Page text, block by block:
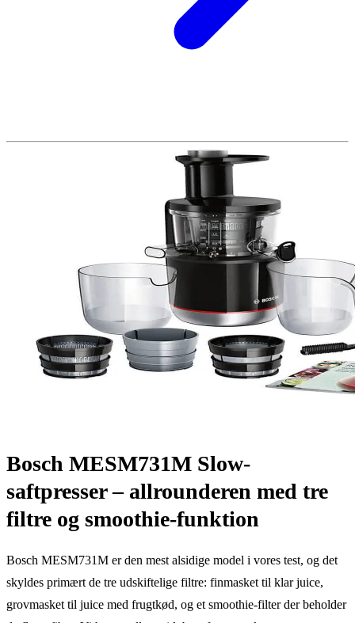
Bosch MESM731M Slow-
saftpresser – allrounderen med tre
filtre og smoothie-funktion
Bosch MESM731M er den mest alsidige model i vores test, og det
skyldes primært de tre udskiftelige filtre: finmasket til klar juice,
grovmasket til juice med frugtkød, og et smoothie-filter der beholder